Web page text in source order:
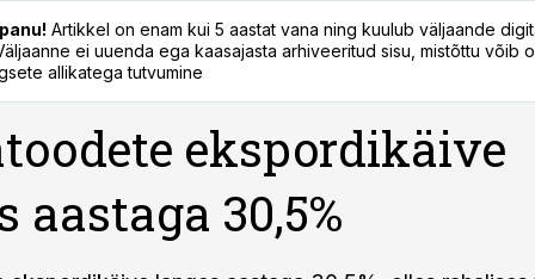
Artikkel on enam kui 5 aastat vana ning kuulub väljaande
ei uuenda ega kaasajasta arhiveeritud sisu, mistõttu võib
allikatega tutvumine
ekspordikäive
aastaga 30,5%